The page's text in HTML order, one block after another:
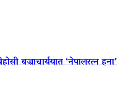
बज्राचार्ययात ‘नेपालरत्न हना’